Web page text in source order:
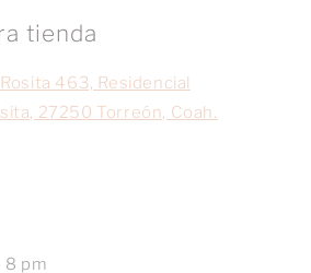
tienda
463, Residencial
27250 Torreón, Coah.
8 pm